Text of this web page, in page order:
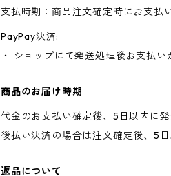
支払時期：商品注文確定時にお支払
PayPay決済:
・ ショップにて発送処理後お支払い
商品のお届け時期
代金のお支払い確定後、5日以内に発
後払い決済の場合は注文確定後、5
返品について